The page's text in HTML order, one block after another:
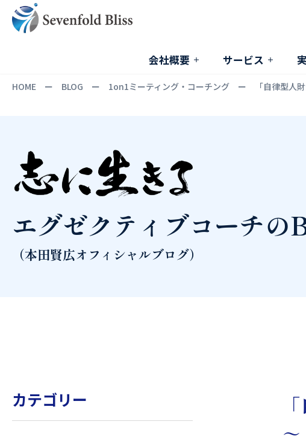
会社概要 サービス
HOME ー BLOG ー 1on1ミーティング・コーチング ー 「自律型人
エグゼクティブコーチの
（本田賢広オフィシャルブログ）
カテゴリー